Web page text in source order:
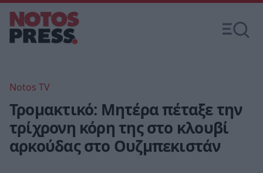
Notos TV
Τρομακτικό: Μητέρα πέταξε την
τρίχρονη κόρη της στο κλουβί
αρκούδας στο Ουζμπεκιστάν